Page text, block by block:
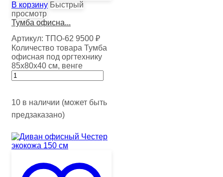
В корзину Быстрый
просмотр
Тумба офисна...
Артикул: ТПО-62 9500 ₽
Количество товара Тумба
офисная под оргтехнику
85х80х40 см, венге
10 в наличии (может быть
предзаказано)